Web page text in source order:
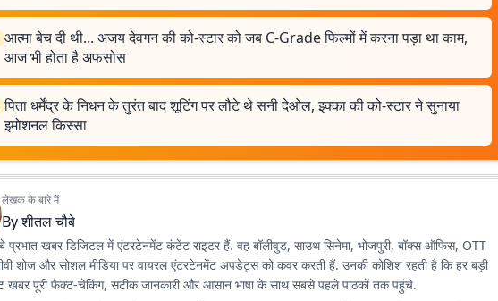
आत्मा बेच दी थी... अजय देवगन की को-स्टार को जब C-Grade फिल्मों में करना पड़ा था काम,
आज भी होता है अफसोस
पिता धर्मेंद्र के निधन के तुरंत बाद शूटिंग पर लौटे थे सनी देओल, इक्का की को-स्टार ने सुनाया
इमोशनल किस्सा
लेखक के बारे में
Byशीतल चौबे
प्रभात खबर डिजिटल में एंटरटेनमेंट कंटेंट राइटर हैं. वह बॉलीवुड, साउथ सिनेमा, भोजपुरी, बॉक्स ऑफिस, OTT
शोज और सोशल मीडिया पर वायरल एंटरटेनमेंट अपडेट्स को कवर करती हैं. उनकी कोशिश रहती है कि हर बड़ी
खबर पूरी फैक्ट-चेकिंग, सटीक जानकारी और आसान भाषा के साथ सबसे पहले पाठकों तक पहुंचे.